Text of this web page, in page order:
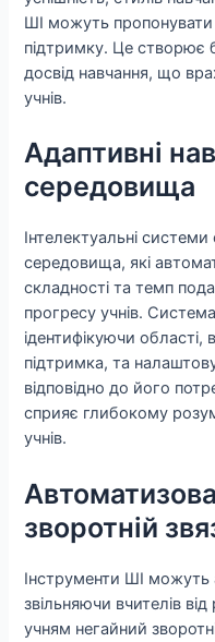
ШІ можуть пропонувати
підтримку. Це створює
досвід навчання, що
учнів.
Адаптивні
середовища
Інтелектуальні
середовища, які
складності та темп
прогресу учнів.
ідентифікуючи області,
підтримка, та
відповідно до його
сприяє глибокому
учнів.
зворотній
Інструменти ШІ можуть
звільняючи вчителів
учням негайний